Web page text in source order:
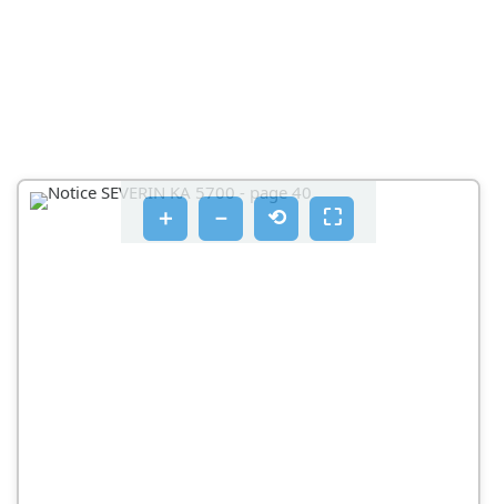
＋ － ⟲ ⛶